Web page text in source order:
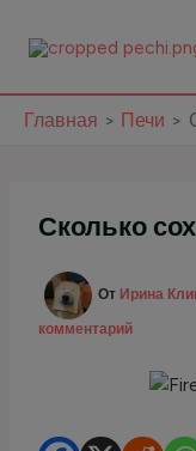
Главная Печи
Сколько
От Ирина
комментарий